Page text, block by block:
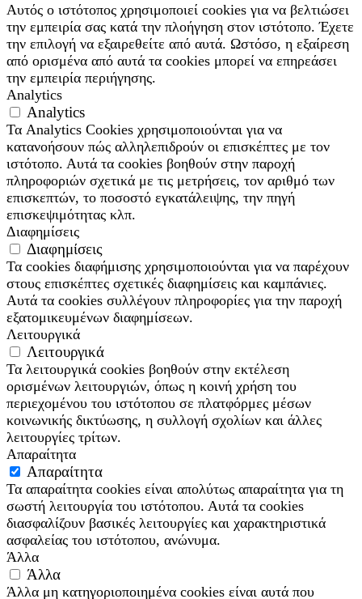
Αυτός ο ιστότοπος χρησιμοποιεί cookies για να βελτιώσει
την εμπειρία σας κατά την πλοήγηση στον ιστότοπο. Έχετε
την επιλογή να εξαιρεθείτε από αυτά. Ωστόσο, η εξαίρεση
από ορισμένα από αυτά τα cookies μπορεί να επηρεάσει
την εμπειρία περιήγησης.
Analytics
Analytics
Τα Analytics Cookies χρησιμοποιούνται για να
κατανοήσουν πώς αλληλεπιδρούν οι επισκέπτες με τον
ιστότοπο. Αυτά τα cookies βοηθούν στην παροχή
πληροφοριών σχετικά με τις μετρήσεις, τον αριθμό των
επισκεπτών, το ποσοστό εγκατάλειψης, την πηγή
επισκεψιμότητας κλπ.
Διαφημίσεις
Διαφημίσεις
Τα cookies διαφήμισης χρησιμοποιούνται για να παρέχουν
στους επισκέπτες σχετικές διαφημίσεις και καμπάνιες.
Αυτά τα cookies συλλέγουν πληροφορίες για την παροχή
εξατομικευμένων διαφημίσεων.
Λειτουργικά
Λειτουργικά
Τα λειτουργικά cookies βοηθούν στην εκτέλεση
ορισμένων λειτουργιών, όπως η κοινή χρήση του
περιεχομένου του ιστότοπου σε πλατφόρμες μέσων
κοινωνικής δικτύωσης, η συλλογή σχολίων και άλλες
λειτουργίες τρίτων.
Απαραίτητα
Απαραίτητα
Τα απαραίτητα cookies είναι απολύτως απαραίτητα για τη
σωστή λειτουργία του ιστότοπου. Αυτά τα cookies
διασφαλίζουν βασικές λειτουργίες και χαρακτηριστικά
ασφαλείας του ιστότοπου, ανώνυμα.
Άλλα
Άλλα
Άλλα μη κατηγοριοποιημένα cookies είναι αυτά που